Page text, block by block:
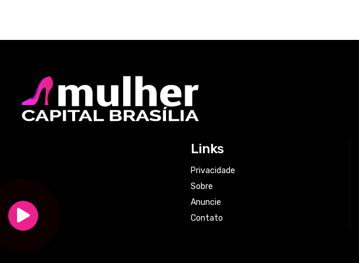
Links
Privacidade
Sobre
Anuncie
Contato